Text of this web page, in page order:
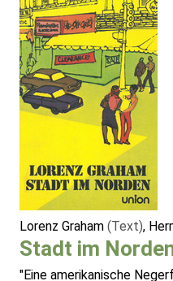
Lorenz Graham (Text),
Stadt im
"Eine amerikanische